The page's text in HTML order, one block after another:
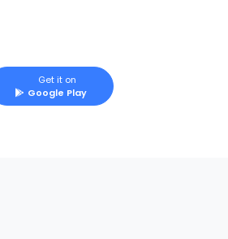
Get it on
Google Play